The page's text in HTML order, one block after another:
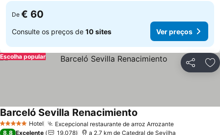
De € 60
Consulte os preços de 10 sites Ver preços
Partilhar
Escolha popular
5 Estrelas Hotel Excepcional restaurante de arroz Arrozante
Barceló Sevilla Renacimiento
8,8 Excelente 19.078 a 2.7 km de Catedral de Sevilha